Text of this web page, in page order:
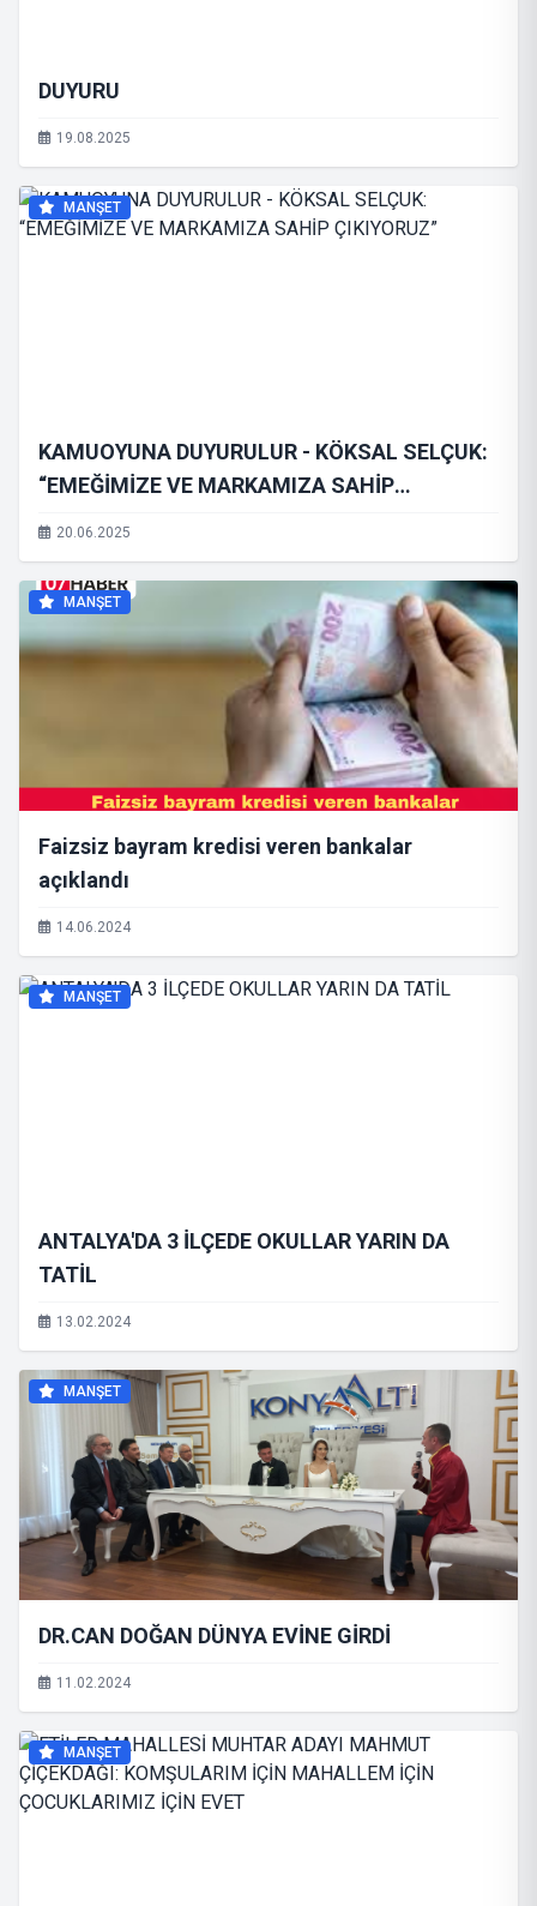
DUYURU
19.08.2025
MANŞET
KAMUOYUNA DUYURULUR - KÖKSAL SELÇUK:
“EMEĞİMİZE VE MARKAMIZA SAHİP
ÇIKIYORUZ”
20.06.2025
MANŞET
Faizsiz bayram kredisi veren bankalar
açıklandı
14.06.2024
MANŞET
ANTALYA'DA 3 İLÇEDE OKULLAR YARIN DA
TATİL
13.02.2024
MANŞET
DR.CAN DOĞAN DÜNYA EVİNE GİRDİ
11.02.2024
MANŞET